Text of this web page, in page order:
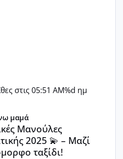
στις 05:51 AM%d ημ
Εξωσωματικής 2025 💫 – Μαζί
μαμά
Μανούλες
2025 💫 – Μαζί
ταξίδι!